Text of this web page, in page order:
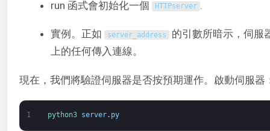
run 函式會初始化一個 HTTPserver .
實例。正如 server_address 的引數所暗示，伺服
上的任何傳入連線。
現在，我們將驗證伺服器是否按預期運作。啟動伺服器
1 python3 server. py